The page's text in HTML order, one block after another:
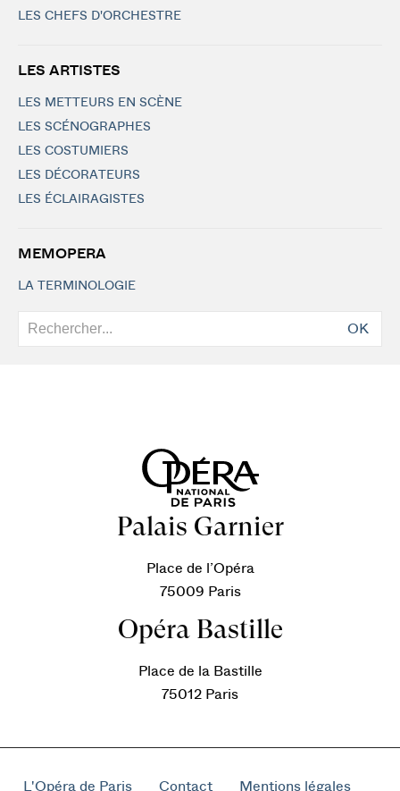
LES CHEFS D'ORCHESTRE
LES ARTISTES
LES METTEURS EN SCÈNE
LES SCÉNOGRAPHES
LES COSTUMIERS
LES DÉCORATEURS
LES ÉCLAIRAGISTES
MEMOPERA
LA TERMINOLOGIE
OK
Palais Garnier
Place de l’Opéra
75009 Paris
Opéra Bastille
Place de la Bastille
75012 Paris
L'Opéra de Paris Contact Mentions légales